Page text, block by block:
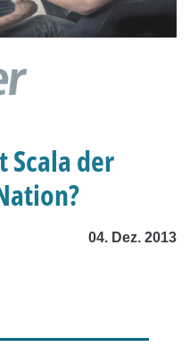
Scala der
04. Dez. 2013